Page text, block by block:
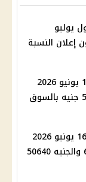
تبدأ أول يوليو
إعلان النسبة
سعر الدولار اليوم الثلاثاء 16 يونيو 2026
يستقر بالبنوك ويسجل 51.93 جنيه بالسوق
أسعار الذهب اليوم الثلاثاء 16 يونيو 2026
تستقر وعيار 21 يسجل 6330 والجنيه 50640